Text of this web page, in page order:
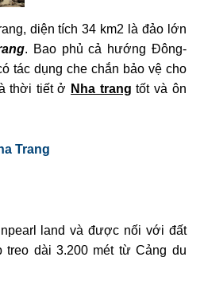
diện tích 34 km2 là đảo lớn
. Bao phủ cả hướng Đông-
tác dụng che chắn bảo vệ cho
thời tiết ở Nha trang tốt và ôn
Trang
land và được nối với đất
treo dài 3.200 mét từ Cảng du